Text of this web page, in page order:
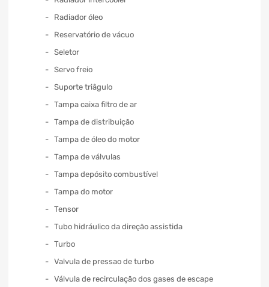
Radiador óleo
Reservatório de vácuo
Seletor
Servo freio
Suporte triâgulo
Tampa caixa filtro de ar
Tampa de distribuição
Tampa de óleo do motor
Tampa de válvulas
Tampa depósito combustível
Tampa do motor
Tensor
Tubo hidráulico da direção assistida
Turbo
Valvula de pressao de turbo
Válvula de recirculação dos gases de escape